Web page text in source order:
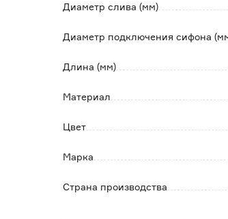
Диаметр слива (мм)
Диаметр подключения сифона
Длина (мм)
Материал
Цвет
Марка
Страна производства